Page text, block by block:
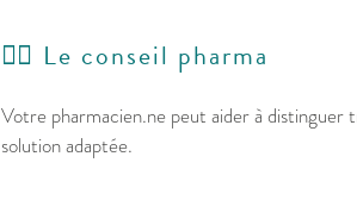
👩‍⚕️ Le conseil pharma
Votre pharmacien.ne peut aider à
solution adaptée.